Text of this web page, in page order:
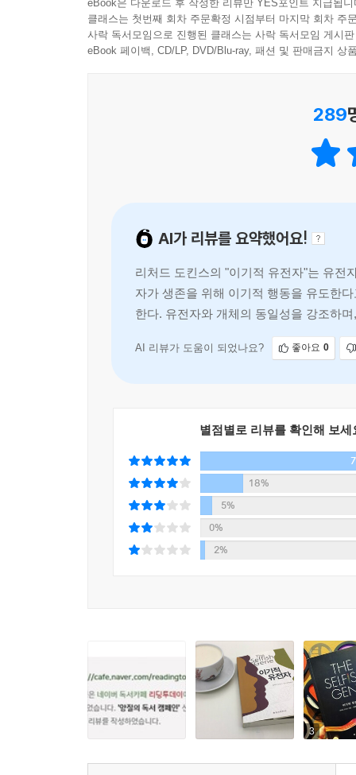
수밖에 없으며, 그러한 이기적 유전자의 자기 복
문화유전론 ― 밈(meme)
도킨스의 주장 가운데 특히 주목할 만한 것은
문화유전론이다. 이 이론의 핵심적 개념인 밈은
진화의 단위는 밈이 되는 것이다. 유전자는 하나
1988년부터 옥스퍼드 영어사전에 등재됐을 만큼
『이기적 유전자』가 던지는 인간의 본질에 대한
떠올릴 수 있을 것이다. 유전자의 자기 복제 및
이 책은 이러한 의문점에 대해 여러 동물과 조
기계에 불과한 것인지 논리적으로 살펴보고 있
가능성이 높아지면서 그 어느 때보다 유전자의
곰곰이 생각해 보게 된다.
- 존 메이너드 스미스
도킨스는 생물학계의 맹장이다. 지식 대중 사이
eBook은 다운로드 후 작성한 리뷰만 YES포인트 지급됩니
클래스는 첫번째 회차 주문확정 시점부터 마지막 회차 주
사락 독서모임으로 진행된 클래스는 사락 독서모임 게시
eBook 페이백, CD/LP, DVD/Blu-ray, 패션 및 판매금지 상
289
AI가 리뷰를 요약했어요!
리처드 도킨스의 "이기적 유전자"는 유전
자가 생존을 위해 이기적 행동을 유도한
한다. 유전자와 개체의 동일성을 강조하
AI 리뷰가 도움이 되었나요? 좋아요 0
별점별로 리뷰를 확인해 보세
18%
5%
0%
2%
3